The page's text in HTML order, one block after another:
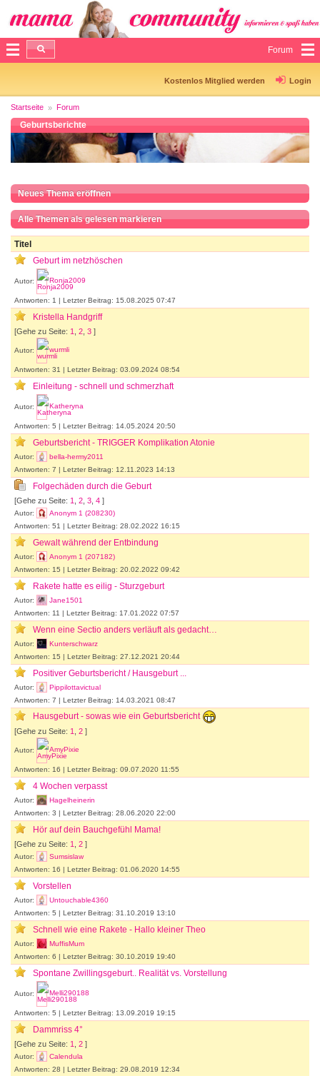
Forum
Kostenlos Mitglied werden Login
Startseite Forum
Geburtsberichte
Neues Thema eröffnen
Alle Themen als gelesen markieren
Titel
Geburt im netzhöschen
Autor: Ronja2009
Antworten: 1 | Letzter Beitrag: 15.08.2025 07:47
Kristella Handgriff
[Gehe zu Seite: 1 2 3 ]
Autor: wurmli
Antworten: 31 | Letzter Beitrag: 03.09.2024 08:54
Einleitung - schnell und schmerzhaft
Autor: Katheryna
Antworten: 5 | Letzter Beitrag: 14.05.2024 20:50
Geburtsbericht - TRIGGER Komplikation Atonie
Autor:
bella-hermy2011
Antworten: 7 | Letzter Beitrag: 12.11.2023 14:13
Folgechäden durch die Geburt
[Gehe zu Seite: 1 2 3 4 ]
Autor:
Anonym 1 (208230)
Antworten: 51 | Letzter Beitrag: 28.02.2022 16:15
Gewalt während der Entbindung
Autor:
Anonym 1 (207182)
Antworten: 15 | Letzter Beitrag: 20.02.2022 09:42
Rakete hatte es eilig - Sturzgeburt
Autor:
Jane1501
Antworten: 11 | Letzter Beitrag: 17.01.2022 07:57
Wenn eine Sectio anders verläuft als gedacht…
Autor:
Kunterschwarz
Antworten: 15 | Letzter Beitrag: 27.12.2021 20:44
Positiver Geburtsbericht / Hausgeburt ...
Autor:
Pippilottavictual
Antworten: 7 | Letzter Beitrag: 14.03.2021 08:47
Hausgeburt - sowas wie ein Geburtsbericht
[Gehe zu Seite: 1 2 ]
Autor: AmyPixie
Antworten: 16 | Letzter Beitrag: 09.07.2020 11:55
4 Wochen verpasst
Autor:
Hagelheinerin
Antworten: 3 | Letzter Beitrag: 28.06.2020 22:00
Hör auf dein Bauchgefühl Mama!
[Gehe zu Seite: 1 2 ]
Autor:
Sumsislaw
Antworten: 16 | Letzter Beitrag: 01.06.2020 14:55
Vorstellen
Autor:
Untouchable4360
Antworten: 5 | Letzter Beitrag: 31.10.2019 13:10
Schnell wie eine Rakete - Hallo kleiner Theo
Autor:
MuffisMum
Antworten: 6 | Letzter Beitrag: 30.10.2019 19:40
Spontane Zwillingsgeburt.. Realität vs. Vorstellung
Autor: Melli290188
Antworten: 5 | Letzter Beitrag: 13.09.2019 19:15
Dammriss 4°
[Gehe zu Seite: 1 2 ]
Autor:
Calendula
Antworten: 28 | Letzter Beitrag: 29.08.2019 12:34